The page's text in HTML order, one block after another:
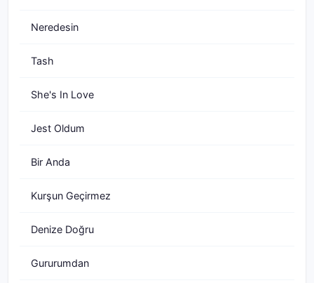
Neredesin
Tash
She's In Love
Jest Oldum
Bir Anda
Kurşun Geçirmez
Denize Doğru
Gururumdan